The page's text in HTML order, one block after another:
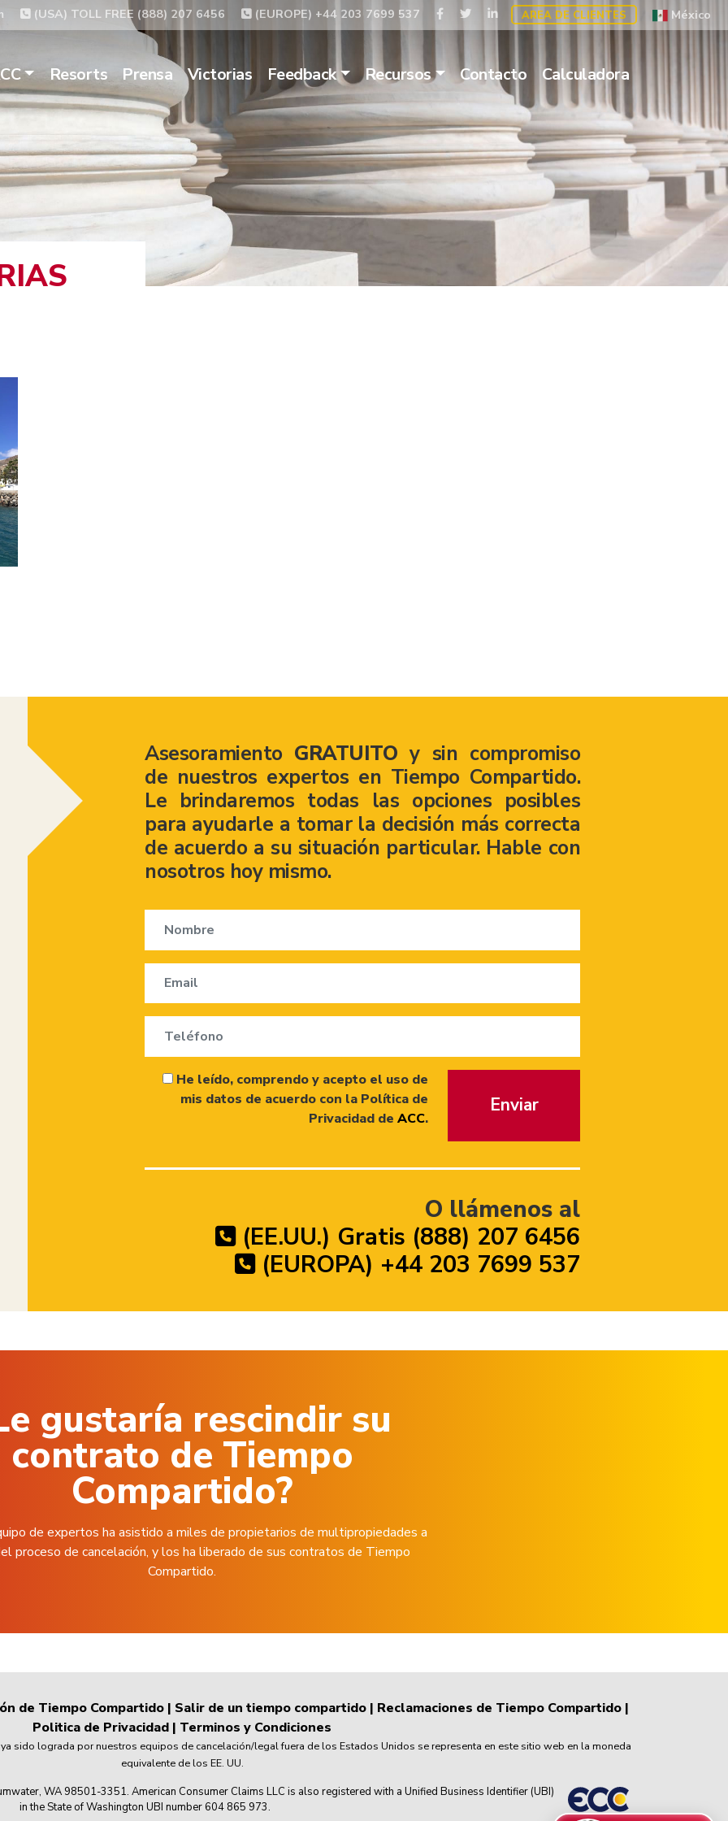
(USA) TOLL FREE (888) 207 6456 (EUROPE) +44 203 7699 537 AREA DE CLIENTES México
Resorts Prensa Victorias Feedback Recursos Contacto Calculadora
Asesoramiento GRATUITO y sin compromiso
de nuestros expertos en Tiempo Compartido.
Le brindaremos todas las opciones posibles
para ayudarle a tomar la decisión más correcta
de acuerdo a su situación particular. Hable con
nosotros hoy mismo.
He leído, comprendo y acepto el uso de
mis datos de acuerdo con la Política de
Privacidad deACC.
Enviar
O llámenos al
(EE.UU.) Gratis (888) 207 6456
(EUROPA) +44 203 7699 537
gustaría rescindir su
contrato de Tiempo
Compartido?
de expertos ha asistido a miles de propietarios de multipropiedades a
proceso de cancelación, y los ha liberado de sus contratos de Tiempo
Compartido.
de Tiempo Compartido| Salir de un tiempo compartido| Reclamaciones de Tiempo Compartido|
Politica de Privacidad | Terminos y Condiciones
sido lograda por nuestros equipos de cancelación/legal fuera de los Estados Unidos se representa en este sitio web en la moneda
equivalente de los EE. UU.
WA 98501-3351. American Consumer Claims LLC is also registered with a Unified Business Identifier (UBI)
in the State of Washington UBI number 604 865 973.